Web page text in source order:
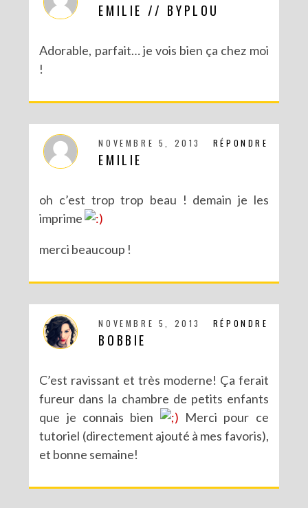
EMILIE // BYPLOU
Adorable, parfait… je vois bien ça chez moi
!
RÉPONDRE
NOVEMBRE 5, 2013
EMILIE
oh c’est trop trop beau ! demain je les
imprime
merci beaucoup !
RÉPONDRE
NOVEMBRE 5, 2013
BOBBIE
C’est ravissant et très moderne! Ça ferait
fureur dans la chambre de petits enfants
que je connais bien
Merci pour ce
tutoriel (directement ajouté à mes favoris),
et bonne semaine!